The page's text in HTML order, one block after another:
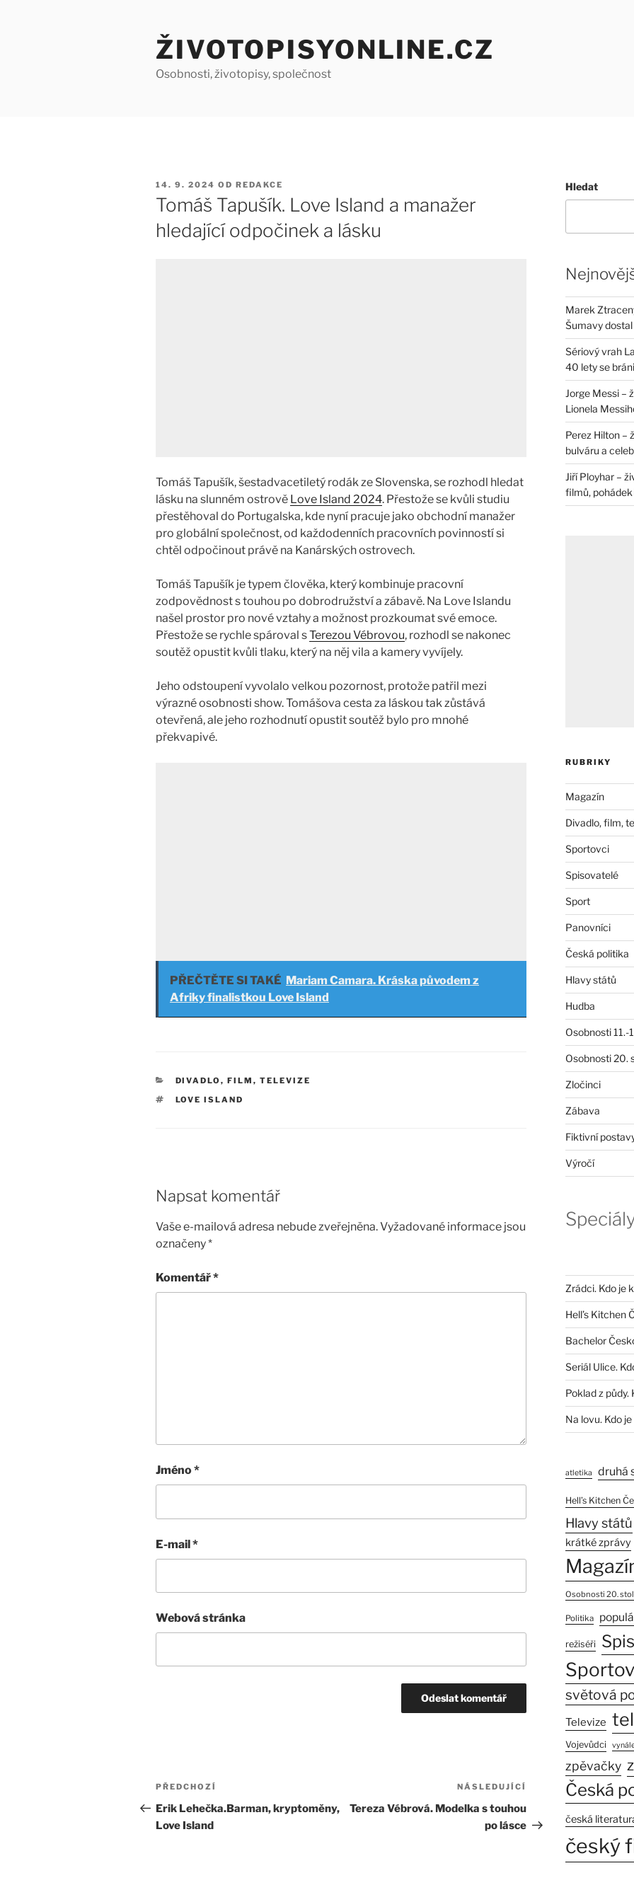
ŽIVOTOPISYONLINE.CZ
Osobnosti, životopisy, společnost
PUBLIKOVÁNO
14. 9. 2024 OD REDAKCE
Tomáš Tapušík. Love Island a manažer
hledající odpočinek a lásku
Tomáš Tapušík, šestadvacetiletý rodák ze Slovenska, se rozhodl hledat
lásku na slunném ostrově Love Island 2024. Přestože se kvůli studiu
přestěhoval do Portugalska, kde nyní pracuje jako obchodní manažer
pro globální společnost, od každodenních pracovních povinností si
chtěl odpočinout právě na Kanárských ostrovech.
Tomáš Tapušík je typem člověka, který kombinuje pracovní
zodpovědnost s touhou po dobrodružství a zábavě. Na Love Islandu
našel prostor pro nové vztahy a možnost prozkoumat své emoce.
Přestože se rychle spároval sTerezou Vébrovou, rozhodl se nakonec
soutěž opustit kvůli tlaku, který na něj vila a kamery vyvíjely.
Jeho odstoupení vyvolalo velkou pozornost, protože patřil mezi
výrazné osobnosti show. Tomášova cesta za láskou tak zůstává
otevřená, ale jeho rozhodnutí opustit soutěž bylo pro mnohé
překvapivé​.
PŘEČTĚTE SI TAKÉ Mariam Camara. Kráska původem z
Afriky finalistkou Love Island
RUBRIKY
DIVADLO, FILM, TELEVIZE
ŠTÍTKY
LOVE ISLAND
Napsat komentář
Vaše e-mailová adresa nebude zveřejněna.Vyžadované informace jsou
označeny*
Komentář*
Jméno*
E-mail*
Webová stránka
Navigace
pro
příspěvek
Předchozí
příspěvek
PŘEDCHOZÍ
Erik Lehečka.Barman, kryptoměny,
Love Island
Následující
příspěvek
NÁSLEDUJÍCÍ
Tereza Vébrová. Modelka s touhou
po lásce
Hledat
Marek
Šumavy
Sériový vrah
40 lety se
Jorge Messi –
Lionela
Perez Hilton –
bulváru a
Jiří Ployhar –
filmů, pohádek
RUBRIKY
Magazín
Divadlo, film,
Sportovci
Spisovatelé
Sport
Panovníci
Česká politika
Hlavy států
Hudba
Osobnosti 11.-
Osobnosti 20.
Zločinci
Zábava
Fiktivní
Výročí
Zrádci. Kdo je
Hell’s Kitchen
Bachelor
Seriál Ulice.
Poklad z půdy.
Na lovu. Kdo
atletika druhá
Hell’s Kitchen
Hlavy států
krátké zprávy
Osobnosti 20.
Politika
režiséři
světová
Televize
Vojevůdci
zpěvačky
Česká
česká
český